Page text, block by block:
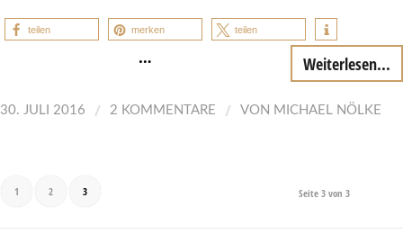
teilen merken teilen
… Weiterlesen...
30. JULI 2016 / 2 KOMMENTARE / VON MICHAEL NÖLKE
Seite 3 von 3
1 2 3